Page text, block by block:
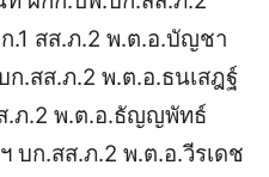
.1 สส.ภ.2 พ.ต.อ.บัญชา
.สส.ภ.2 พ.ต.อ.ธนเสฎฐ์
.ภ.2 พ.ต.อ.ธัญญพัทธ์
บก.สส.ภ.2 พ.ต.อ.วีรเดช